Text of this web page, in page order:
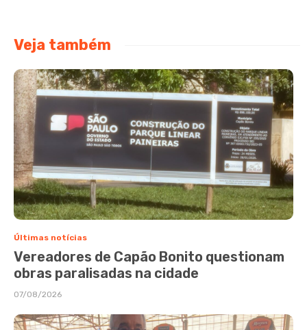
Veja também
Últimas notícias
Vereadores de Capão Bonito questionam
obras paralisadas na cidade
07/08/2026